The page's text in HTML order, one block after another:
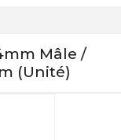
Mâle /
(Unité)